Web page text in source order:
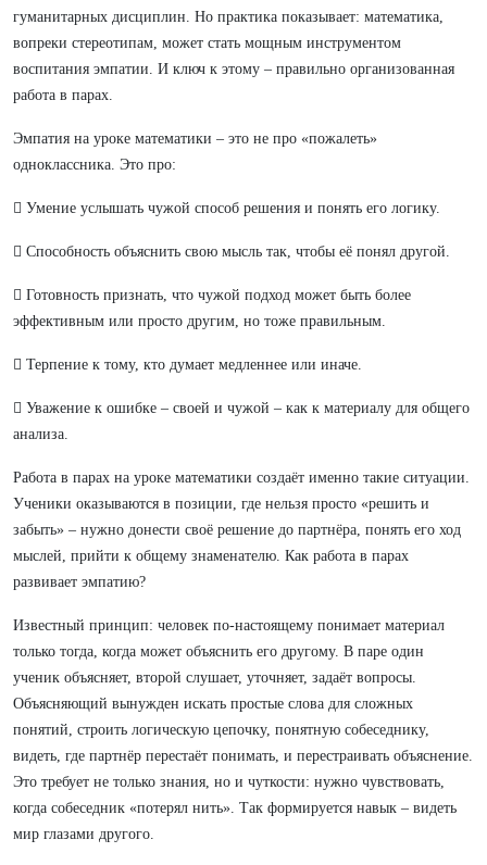
гуманитарных дисциплин. Но практика показывает: математика,
вопреки стереотипам, может стать мощным инструментом
воспитания эмпатии. И ключ к этому – правильно организованная
работа в парах.
Эмпатия на уроке математики – это не про «пожалеть»
одноклассника. Это про:
 Умение услышать чужой способ решения и понять его логику.
 Способность объяснить свою мысль так, чтобы её понял другой.
 Готовность признать, что чужой подход может быть более
эффективным или просто другим, но тоже правильным.
 Терпение к тому, кто думает медленнее или иначе.
 Уважение к ошибке – своей и чужой – как к материалу для общего
анализа.
Работа в парах на уроке математики создаёт именно такие ситуации.
Ученики оказываются в позиции, где нельзя просто «решить и
забыть» – нужно донести своё решение до партнёра, понять его ход
мыслей, прийти к общему знаменателю. Как работа в парах
развивает эмпатию?
Известный принцип: человек по-настоящему понимает материал
только тогда, когда может объяснить его другому. В паре один
ученик объясняет, второй слушает, уточняет, задаёт вопросы.
Объясняющий вынужден искать простые слова для сложных
понятий, строить логическую цепочку, понятную собеседнику,
видеть, где партнёр перестаёт понимать, и перестраивать объяснение.
Это требует не только знания, но и чуткости: нужно чувствовать,
когда собеседник «потерял нить». Так формируется навык – видеть
мир глазами другого.